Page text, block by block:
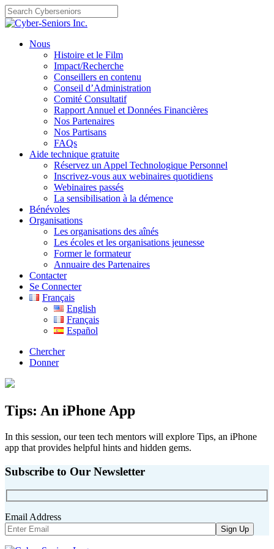
Skip
to
content
Nous
Histoire et le Film
Impact/Recherche
Conseillers en contenu
Conseil d’Administration
Comité Consultatif
Rapport Annuel et Données Financières
Nos Partenaires
Nos Partisans
FAQs
Aide technique gratuite
Réservez un Appel Technologique Personnel
Inscrivez-vous aux webinaires quotidiens
Webinaires passés
La sensibilisation à la démence
Bénévoles
Organisations
Les organisations des aînés
Les écoles et les organisations jeunesse
Former le formateur
Annuaire des Partenaires
Contacter
Se Connecter
Français
English
Français
Español
Chercher
Donner
Tips: An iPhone App
In this session, our teen tech mentors will explore Tips, an iPhone
app that provides helpful hints and hidden gems.
Subscribe to Our Newsletter
Email Address